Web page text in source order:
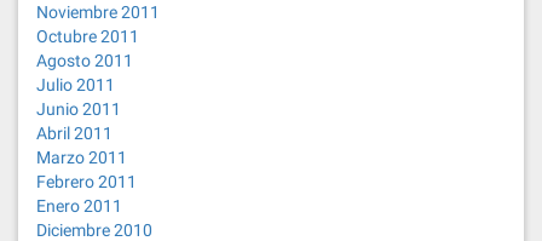
Noviembre 2011
Octubre 2011
Agosto 2011
Julio 2011
Junio 2011
Abril 2011
Marzo 2011
Febrero 2011
Enero 2011
Diciembre 2010